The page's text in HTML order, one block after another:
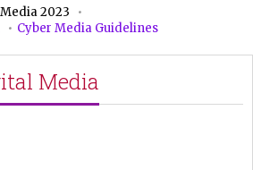
2023
Cyber Media Guidelines
Media